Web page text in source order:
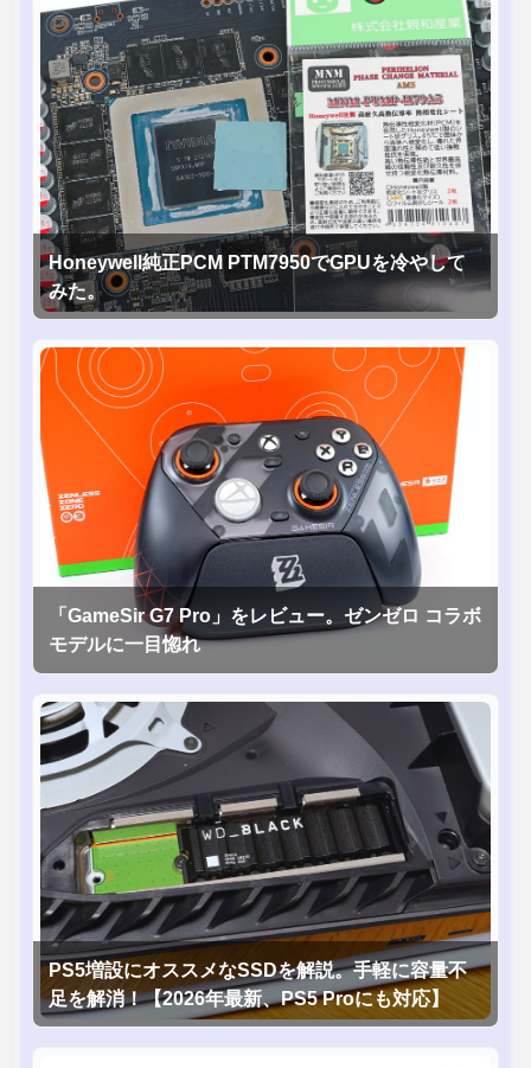
Honeywell純正PCM PTM7950でGPUを冷やして
みた。
「GameSir G7 Pro」をレビュー。ゼンゼロ コラボ
モデルに一目惚れ
PS5増設にオススメなSSDを解説。手軽に容量不
足を解消！【2026年最新、PS5 Proにも対応】